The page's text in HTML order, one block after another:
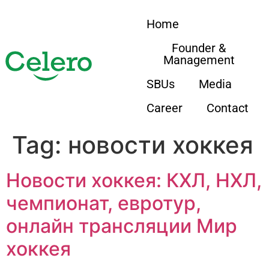
Home
Founder &
Management
SBUs
Media
Career
Contact
Tag: новости хоккея
Новости хоккея: КХЛ, НХЛ,
чемпионат, евротур,
онлайн трансляции Мир
хоккея